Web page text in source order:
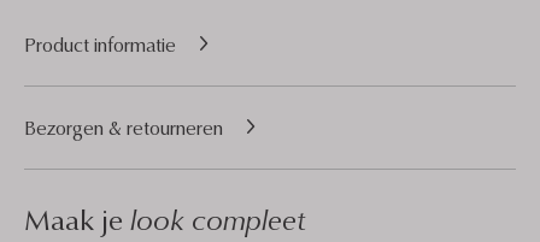
Product informatie
Bezorgen & retourneren
Maak je look compleet